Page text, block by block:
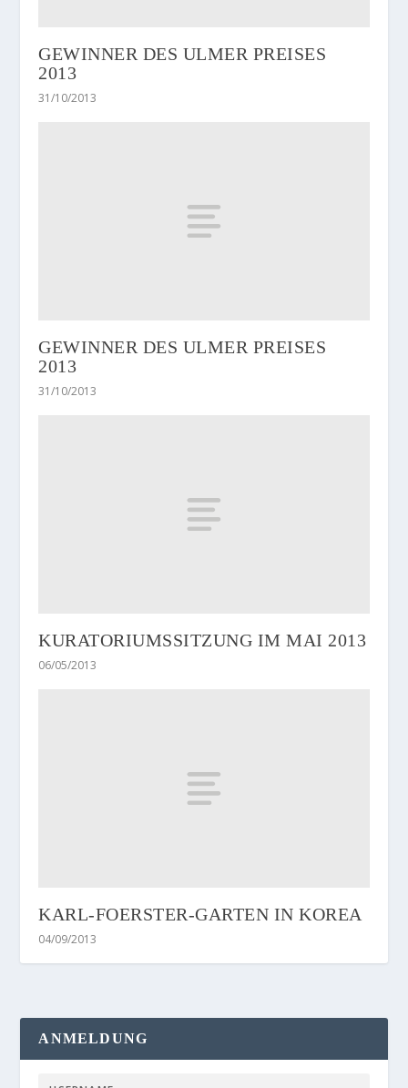
GEWINNER DES ULMER PREISES
2013
31/10/2013
GEWINNER DES ULMER PREISES
2013
31/10/2013
KURATORIUMSSITZUNG IM MAI 2013
06/05/2013
KARL-FOERSTER-GARTEN IN KOREA
04/09/2013
ANMELDUNG